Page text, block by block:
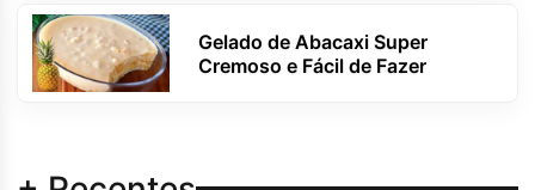
Gelado de Abacaxi Super
Cremoso e Fácil de Fazer